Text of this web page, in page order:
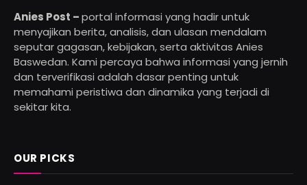
Anies Post –portal informasi yang hadir untuk
menyajikan berita, analisis, dan ulasan mendalam
seputar gagasan, kebijakan, serta aktivitas Anies
Baswedan. Kami percaya bahwa informasi yang jernih
dan terverifikasi adalah dasar penting untuk
memahami peristiwa dan dinamika yang terjadi di
sekitar kita.
OUR PICKS